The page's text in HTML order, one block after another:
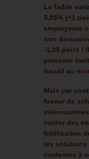
La faible
5,05% (+1
employeurs
non
-1,05 point !
pression
travail au
Mais par
faveur de
inciter des
fidélisation
les solutions
évidentes à